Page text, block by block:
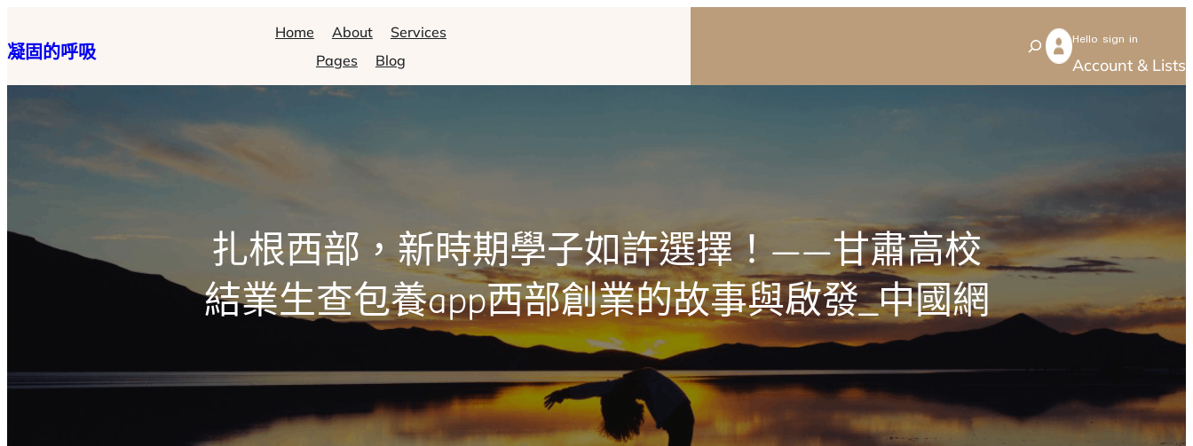
至
主
凝固的呼吸
Home About
Services
Pages
Blog
S
e
Hello sign in
Account & Lists
扎根西部，新時期學子如許選擇！——甘肅高校
結業生查包養app西部創業的故事與啟發_中國網